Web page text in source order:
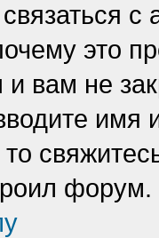
это
и вам не
форум.